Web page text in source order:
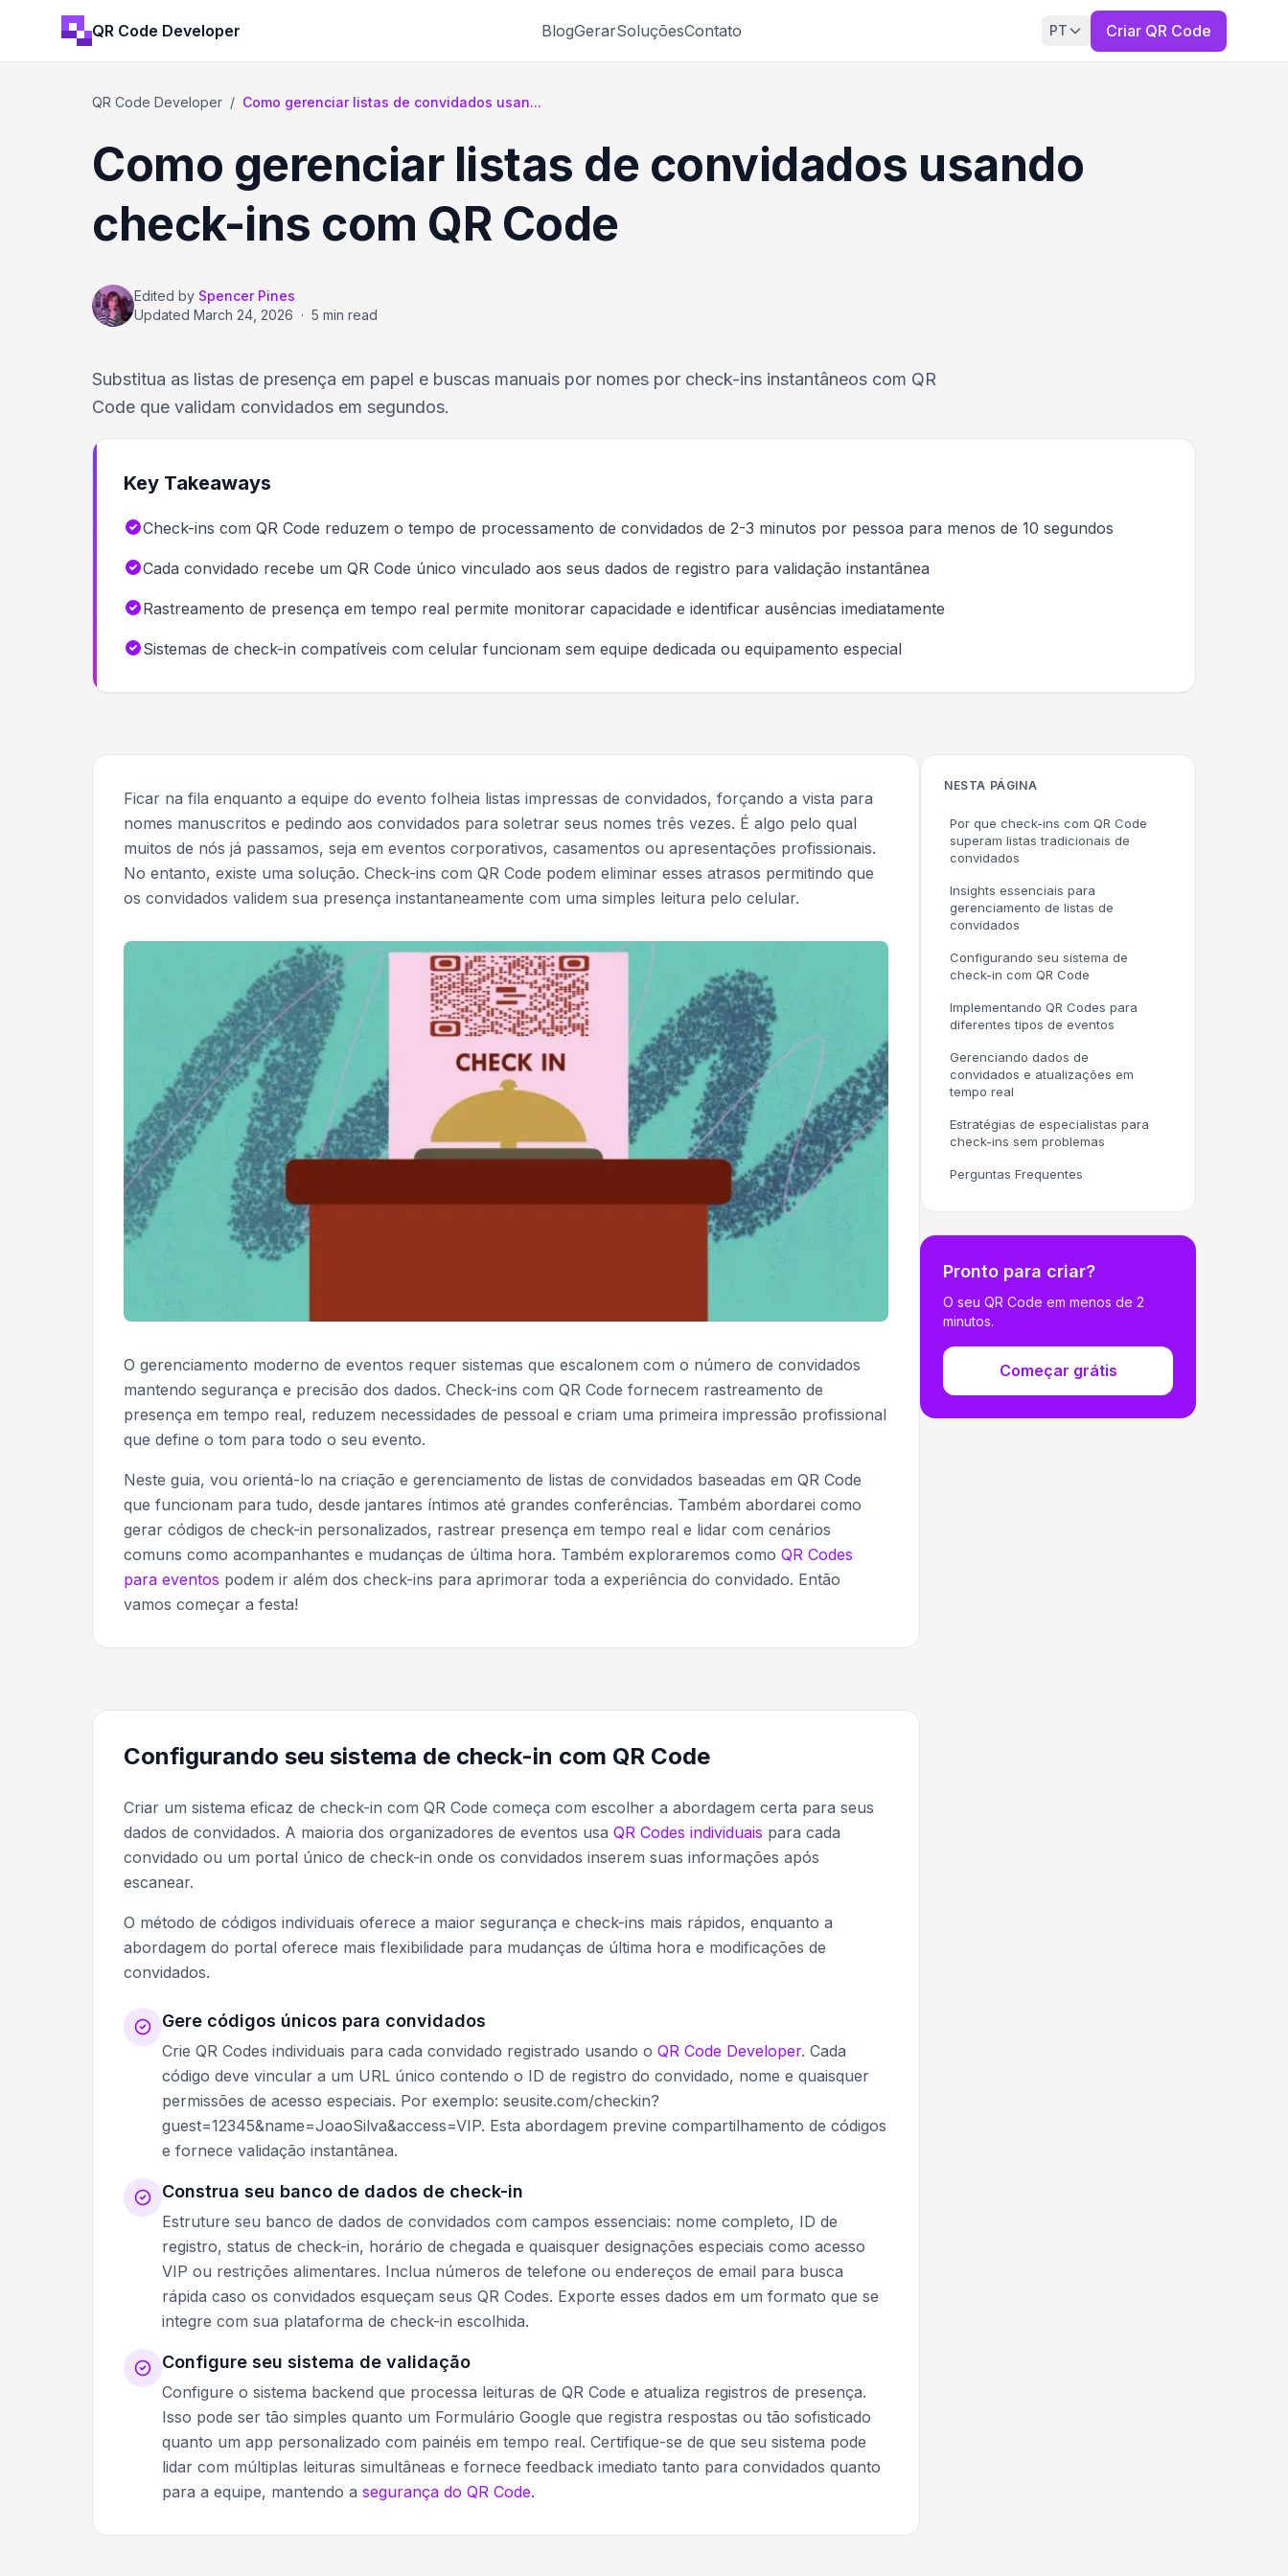
QR Code Developer BlogGerarSoluçõesContato PT Criar QR Code
QR Code Developer / Como gerenciar listas de convidados usan...
Como gerenciar listas de convidados usando
check-ins com QR Code
Edited by Spencer Pines
Updated March 24, 2026 · 5 min read
Substitua as listas de presença em papel e buscas manuais por nomes por check-ins instantâneos com QR
Code que validam convidados em segundos.
Key Takeaways
Check-ins com QR Code reduzem o tempo de processamento de convidados de 2-3 minutos por pessoa para menos de 10 segundos
Cada convidado recebe um QR Code único vinculado aos seus dados de registro para validação instantânea
Rastreamento de presença em tempo real permite monitorar capacidade e identificar ausências imediatamente
Sistemas de check-in compatíveis com celular funcionam sem equipe dedicada ou equipamento especial
Ficar na fila enquanto a equipe do evento folheia listas impressas de convidados, forçando a vista para
nomes manuscritos e pedindo aos convidados para soletrar seus nomes três vezes. É algo pelo qual
muitos de nós já passamos, seja em eventos corporativos, casamentos ou apresentações profissionais.
No entanto, existe uma solução. Check-ins com QR Code podem eliminar esses atrasos permitindo que
os convidados validem sua presença instantaneamente com uma simples leitura pelo celular.
O gerenciamento moderno de eventos requer sistemas que escalonem com o número de convidados
mantendo segurança e precisão dos dados. Check-ins com QR Code fornecem rastreamento de
presença em tempo real, reduzem necessidades de pessoal e criam uma primeira impressão profissional
que define o tom para todo o seu evento.
Neste guia, vou orientá-lo na criação e gerenciamento de listas de convidados baseadas em QR Code
que funcionam para tudo, desde jantares íntimos até grandes conferências. Também abordarei como
gerar códigos de check-in personalizados, rastrear presença em tempo real e lidar com cenários
comuns como acompanhantes e mudanças de última hora. Também exploraremos como QR Codes
para eventos podem ir além dos check-ins para aprimorar toda a experiência do convidado. Então
vamos começar a festa!
Configurando seu sistema de check-in com QR Code
Criar um sistema eficaz de check-in com QR Code começa com escolher a abordagem certa para seus
dados de convidados. A maioria dos organizadores de eventos usa QR Codes individuais para cada
convidado ou um portal único de check-in onde os convidados inserem suas informações após
escanear.
O método de códigos individuais oferece a maior segurança e check-ins mais rápidos, enquanto a
abordagem do portal oferece mais flexibilidade para mudanças de última hora e modificações de
convidados.
Gere códigos únicos para convidados
Crie QR Codes individuais para cada convidado registrado usando o QR Code Developer. Cada
código deve vincular a um URL único contendo o ID de registro do convidado, nome e quaisquer
permissões de acesso especiais. Por exemplo: seusite.com/checkin?
guest=12345&name=JoaoSilva&access=VIP. Esta abordagem previne compartilhamento de códigos
e fornece validação instantânea.
Construa seu banco de dados de check-in
Estruture seu banco de dados de convidados com campos essenciais: nome completo, ID de
registro, status de check-in, horário de chegada e quaisquer designações especiais como acesso
VIP ou restrições alimentares. Inclua números de telefone ou endereços de email para busca
rápida caso os convidados esqueçam seus QR Codes. Exporte esses dados em um formato que se
integre com sua plataforma de check-in escolhida.
Configure seu sistema de validação
Configure o sistema backend que processa leituras de QR Code e atualiza registros de presença.
Isso pode ser tão simples quanto um Formulário Google que registra respostas ou tão sofisticado
quanto um app personalizado com painéis em tempo real. Certifique-se de que seu sistema pode
lidar com múltiplas leituras simultâneas e fornece feedback imediato tanto para convidados quanto
para a equipe, mantendo a segurança do QR Code.
NESTA PÁGINA
Por que check-ins com QR Code
superam listas tradicionais de
convidados
Insights essenciais para
gerenciamento de listas de
convidados
Configurando seu sistema de
check-in com QR Code
Implementando QR Codes para
diferentes tipos de eventos
Gerenciando dados de
convidados e atualizações em
tempo real
Estratégias de especialistas para
check-ins sem problemas
Perguntas Frequentes
Pronto para criar?
O seu QR Code em menos de 2
minutos.
Começar grátis